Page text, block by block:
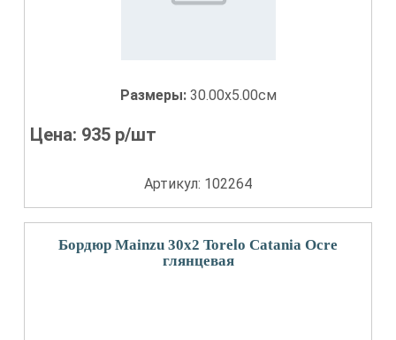
Размеры: 30.00x5.00см
Цена: 935 р/шт
Артикул: 102264
Бордюр Mainzu 30x2 Torelo Catania Ocre
глянцевая